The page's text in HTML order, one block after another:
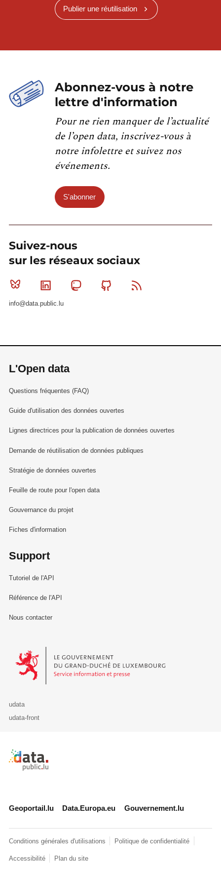
Publier une réutilisation
Abonnez-vous à notre
lettre d'information
Pour ne rien manquer de l’actualité
de l’open data, inscrivez-vous à
notre infolettre et suivez nos
événements.
S'abonner
Suivez-nous
sur les réseaux sociaux
Bluesky Linkedin MastodonGithub
info@data.public.lu
L'Open data
Questions fréquentes (FAQ)
Guide d'utilisation des données ouvertes
Lignes directrices pour la publication de données ouvertes
Demande de réutilisation de données publiques
Stratégie de données ouvertes
Feuille de route pour l'open data
Gouvernance du projet
Fiches d'information
Support
Tutoriel de l'API
Référence de l'API
Nous contacter
Le Gouvernement du Grand-Duché de Luxembourg - Service
udata
udata-front
Retour à l'accueil de data.public.lu
Geoportail.lu Data.Europa.eu Gouvernement.lu
Conditions générales d'utilisations Politique de confidentialité
Accessibilité Plan du site